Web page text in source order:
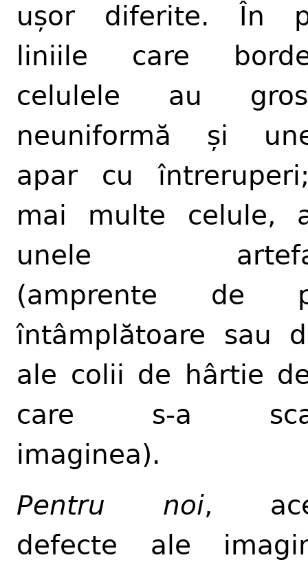
ușor diferite. În
liniile care
celulele au
neuniformă și
apar cu
mai multe celule,
unele
(amprente de
întâmplătoare sau
ale colii de hârtie
care s-a
imaginea).
Pentru noi,
defecte ale